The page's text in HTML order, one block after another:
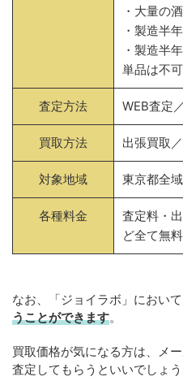
・大量の酒
・製造半
・製造半
単品は不可
査定方法 WEB査定
買取方法 出張買取
対象地域 東京都全
各種料金
査定料・
ど全て無料
なお、「ジョイラボ」において
うことができます。
買取価格が気になる方は、メ
査定してもらうといいでしょう